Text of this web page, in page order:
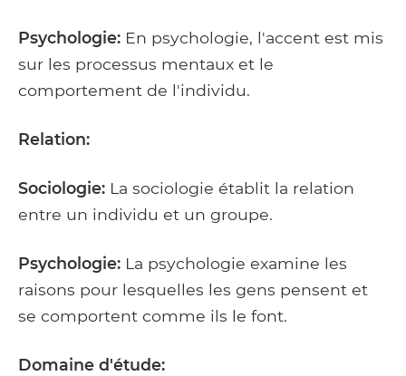
Psychologie: En psychologie, l'accent est mis
sur les processus mentaux et le
comportement de l'individu.
Relation:
Sociologie: La sociologie établit la relation
entre un individu et un groupe.
Psychologie: La psychologie examine les
raisons pour lesquelles les gens pensent et
se comportent comme ils le font.
Domaine d'étude: